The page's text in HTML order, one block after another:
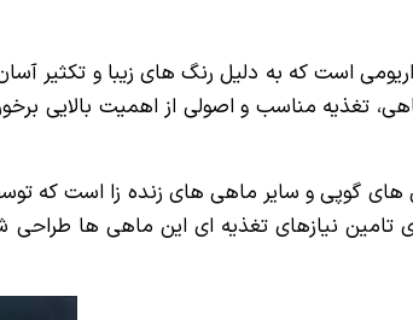
است که به دلیل رنگ های زیبا و تکثیر آسان،
تغذیه مناسب و اصولی از اهمیت بالایی
گوپی و سایر ماهی های زنده زا است که
نیازهای تغذیه ای این ماهی ها